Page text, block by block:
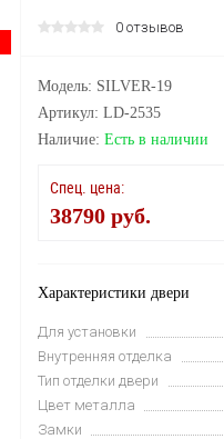
0 отзывов
Модель: SILVER-19
Артикул: LD-2535
Наличие: Есть в наличии
Спец. цена:
38790 руб.
Характеристики двери
Для установки
Внутренняя отделка
Тип отделки двери
Цвет металла
Замки